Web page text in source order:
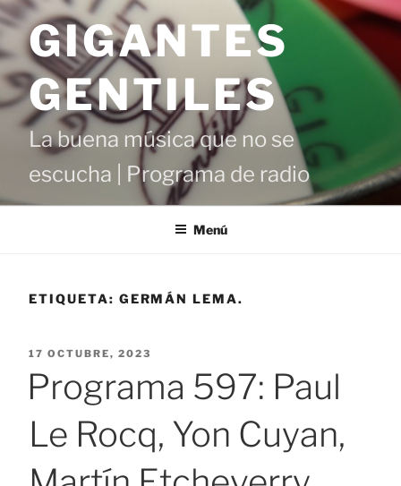
Saltar
contenido
GIGANTES
GENTILES
La buena música que no se
escucha | Programa de radio
Menú
ETIQUETA: GERMÁN LEMA.
PUBLICADO
17 OCTUBRE, 2023
Programa 597: Paul
Le Rocq, Yon Cuyan,